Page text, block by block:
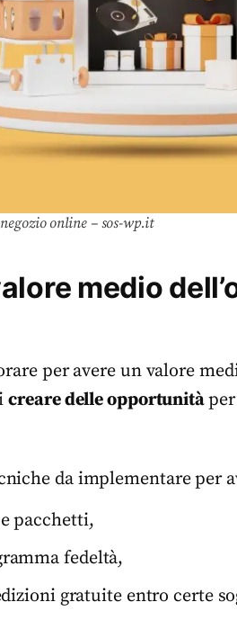
online – sos-wp.it
medio
per avere un valore
creare delle opportunità
da implementare per
pacchetti,
fedeltà,
gratuite entro certe